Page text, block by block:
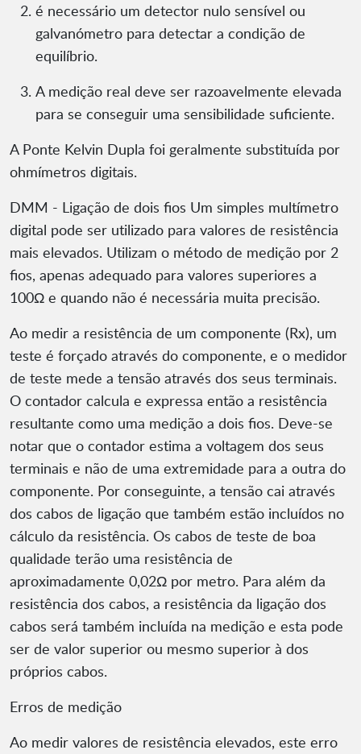
é necessário um detector nulo sensível ou
galvanómetro para detectar a condição de
equilíbrio.
A medição real deve ser razoavelmente elevada
para se conseguir uma sensibilidade suficiente.
A Ponte Kelvin Dupla foi geralmente substituída por
ohmímetros digitais.
DMM - Ligação de dois fios Um simples multímetro
digital pode ser utilizado para valores de resistência
mais elevados. Utilizam o método de medição por 2
fios, apenas adequado para valores superiores a
100Ω e quando não é necessária muita precisão.
Ao medir a resistência de um componente (Rx), um
teste é forçado através do componente, e o medidor
de teste mede a tensão através dos seus terminais.
O contador calcula e expressa então a resistência
resultante como uma medição a dois fios. Deve-se
notar que o contador estima a voltagem dos seus
terminais e não de uma extremidade para a outra do
componente. Por conseguinte, a tensão cai através
dos cabos de ligação que também estão incluídos no
cálculo da resistência. Os cabos de teste de boa
qualidade terão uma resistência de
aproximadamente 0,02Ω por metro. Para além da
resistência dos cabos, a resistência da ligação dos
cabos será também incluída na medição e esta pode
ser de valor superior ou mesmo superior à dos
próprios cabos.
Erros de medição
Ao medir valores de resistência elevados, este erro